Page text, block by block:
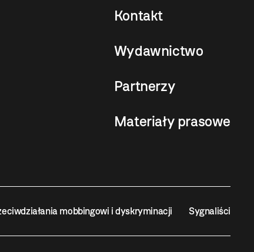
Kontakt
Wydawnictwo
Partnerzy
Materiały prasowe
mobbingowi i dyskryminacji Sygnaliści